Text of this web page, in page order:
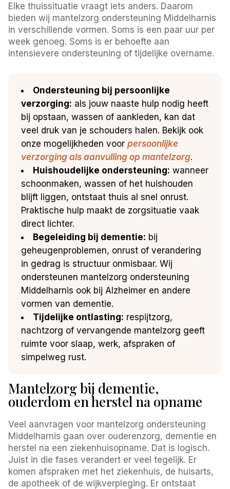
Elke thuissituatie vraagt iets anders. Daarom
bieden wij mantelzorg ondersteuning Middelharnis
in verschillende vormen. Soms is een paar uur per
week genoeg. Soms is er behoefte aan
intensievere ondersteuning of tijdelijke overname.
Ondersteuning bij persoonlijke
verzorging: als jouw naaste hulp nodig heeft
bij opstaan, wassen of aankleden, kan dat
veel druk van je schouders halen. Bekijk ook
onze mogelijkheden voorpersoonlijke
verzorging als aanvulling op mantelzorg.
Huishoudelijke ondersteuning: wanneer
schoonmaken, wassen of het huishouden
blijft liggen, ontstaat thuis al snel onrust.
Praktische hulp maakt de zorgsituatie vaak
direct lichter.
Begeleiding bij dementie: bij
geheugenproblemen, onrust of verandering
in gedrag is structuur onmisbaar. Wij
ondersteunen mantelzorg ondersteuning
Middelharnis ook bij Alzheimer en andere
vormen van dementie.
Tijdelijke ontlasting: respijtzorg,
nachtzorg of vervangende mantelzorg geeft
ruimte voor slaap, werk, afspraken of
simpelweg rust.
Mantelzorg bij dementie,
ouderdom en herstel na opname
Veel aanvragen voor mantelzorg ondersteuning
Middelharnis gaan over ouderenzorg, dementie en
herstel na een ziekenhuisopname. Dat is logisch.
Juist in die fases verandert er veel tegelijk. Er
komen afspraken met het ziekenhuis, de huisarts,
de apotheek of de wijkverpleging. Er ontstaat